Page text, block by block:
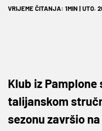
VRIJEME ČITANJA: 1MIN | UTO.
Klub iz Pamplone
talijanskom
sezonu završio